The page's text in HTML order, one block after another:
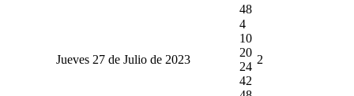
48
Jueves 27 de Julio de 2023
4
10
20
24
42
2